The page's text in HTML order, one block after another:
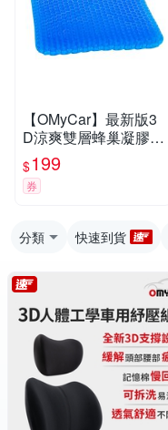
【OMyCar】最新版3
D涼爽雙層蜂巢凝膠坐
墊(送-專用止滑布套收
納袋)透氣釋壓 -快
$199
券
分類 快速到貨